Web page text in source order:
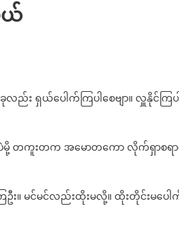
ယ်
ည်း ရှယ်ပေါက်ကြပါစေဗျာ။ လှူနိုင်ကြပ
တကူးတက အမောတကော လိုက်ရှာစရ
း။ မင်မင်လည်းထိုးမလို့။ ထိုးတိုင်းမပေါ